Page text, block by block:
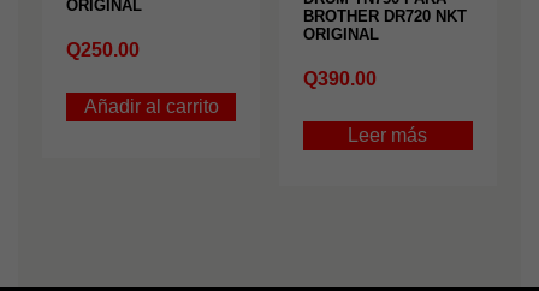
ORIGINAL
Q250.00
Añadir al carrito
BROTHER DR720 NKT
ORIGINAL
Q390.00
Leer más